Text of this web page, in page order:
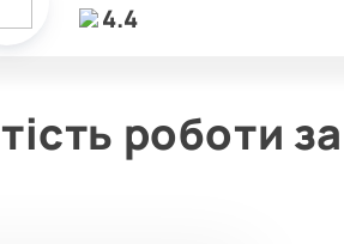
4.4
роботи за